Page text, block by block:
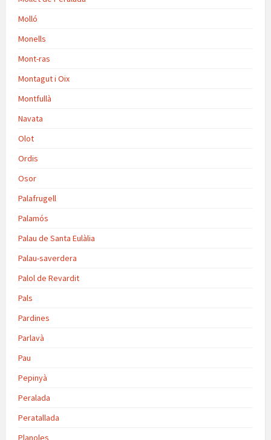
Molló
Monells
Mont-ras
Montagut i Oix
Montfullà
Navata
Olot
Ordis
Osor
Palafrugell
Palamós
Palau de Santa Eulàlia
Palau-saverdera
Palol de Revardit
Pals
Pardines
Parlavà
Pau
Pepinyà
Peralada
Peratallada
Planoles